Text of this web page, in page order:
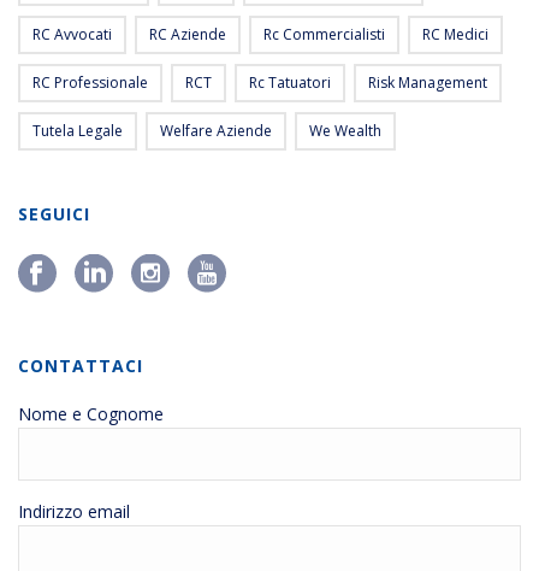
RC Avvocati RC Aziende Rc Commercialisti RC Medici
RC Professionale RCT Rc Tatuatori Risk Management
Tutela Legale Welfare Aziende We Wealth
SEGUICI
CONTATTACI
Nome e Cognome
Indirizzo email